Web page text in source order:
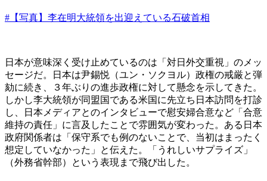
#【写真】李在明大統領を出迎えている石破首相
日本が意味深く受け止めているのは「対日外交重視」のメッ
セージだ。日本は尹錫悦（ユン・ソクヨル）政権の戒厳と弾
劾に続き、３年ぶりの進歩政権に対して懸念を示してきた。
しかし李大統領が同盟国である米国に先立ち日本訪問を打診
し、日本メディアとのインタビューで慰安婦合意など「合意
維持の責任」に言及したことで雰囲気が変わった。ある日本
政府関係者は「保守系でも例のないことで、当初はまったく
想定していなかった」と伝えた。「うれしいサプライズ」
（外務省幹部）という表現まで飛び出した。